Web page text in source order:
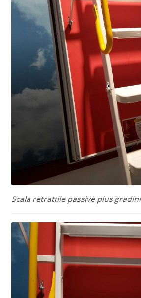
Scala retrattile passive plus gradini